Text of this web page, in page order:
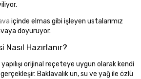
içinde elmas gibi işleyen ustalarımız
doyuruyor.
Nasıl Hazırlanır?
yapılışı orijinal reçeteye uygun olarak kendi
Baklavalık un, su ve yağ ile özlü